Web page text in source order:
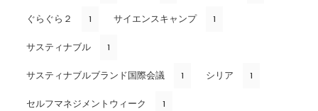
ぐらぐら２ 1 サイエンスキャンプ 1
サスティナブル 1
サスティナブルブランド国際会議 1 シリア 1
セルフマネジメントウィーク 1